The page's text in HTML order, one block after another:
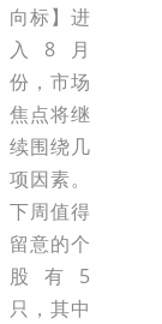
向标】进
入8月
份，市场
焦点将继
续围绕几
项因素。
下周值得
留意的个
股有5
只，其中